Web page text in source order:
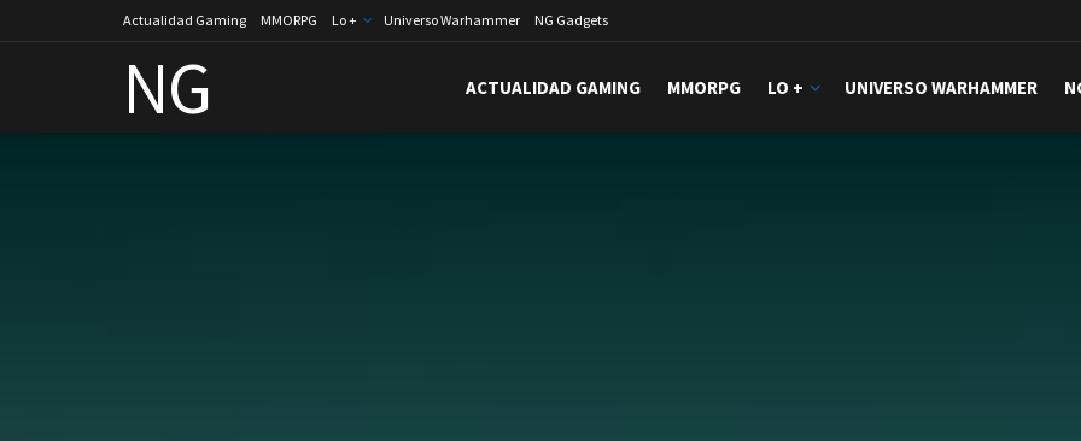
Actualidad Gaming MMORPG Lo + Universo Warhammer NG Gadgets
NG ACTUALIDAD GAMING MMORPG LO + UNIVERSO WARHAMMER